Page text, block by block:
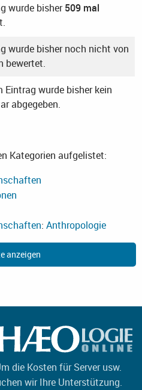
wurde bisher509 mal
wurde bisher noch nicht von
bewertet.
Eintrag wurde bisher kein
abgegeben.
Kategorien aufgelistet:
: Anthropologie
anzeigen
die Kosten für Server usw.
wir Ihre Unterstützung.